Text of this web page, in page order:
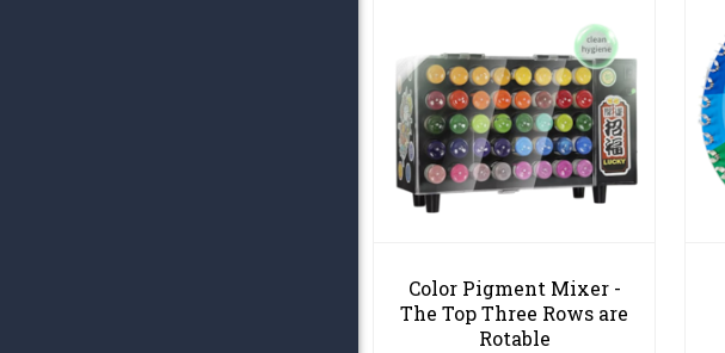
Color Pigment Mixer -
The Top Three Rows are
Rotable